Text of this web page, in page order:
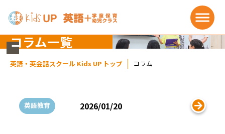
コラム一覧
英語・英会話スクール Kids UP トップ コラム
英語教育 2026/01/20